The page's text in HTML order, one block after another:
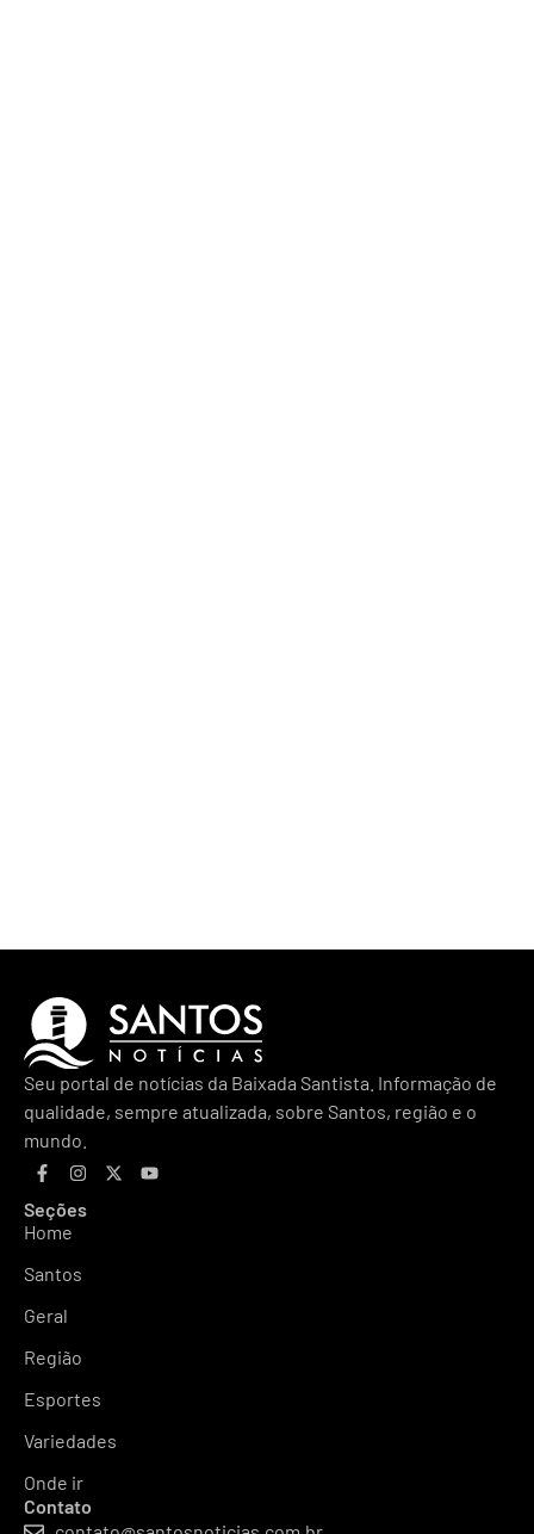
Seu portal de notícias da Baixada Santista. Informação de
qualidade, sempre atualizada, sobre Santos, região e o
mundo.
Seções
Home
Santos
Geral
Região
Esportes
Variedades
Onde ir
Contato